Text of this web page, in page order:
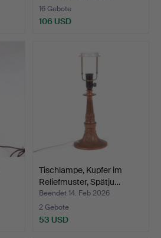
16 Gebote
106 USD
Tischlampe, Kupfer im
Reliefmuster, Spätju…
Beendet 14. Feb 2026
2 Gebote
53 USD